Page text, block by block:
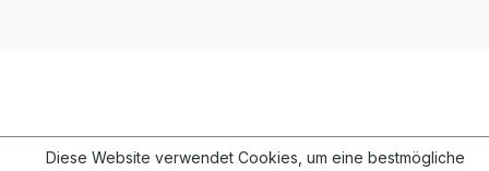
Diese Website verwendet Cookies, um eine bestmögliche